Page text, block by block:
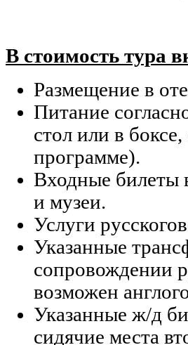
В стоимость тура
Размещение в
Питание
стол или в
программе).
Входные билеты
и музеи.
Услуги
Указанные
сопровождении
возможен
Указанные ж/д
сидячие места